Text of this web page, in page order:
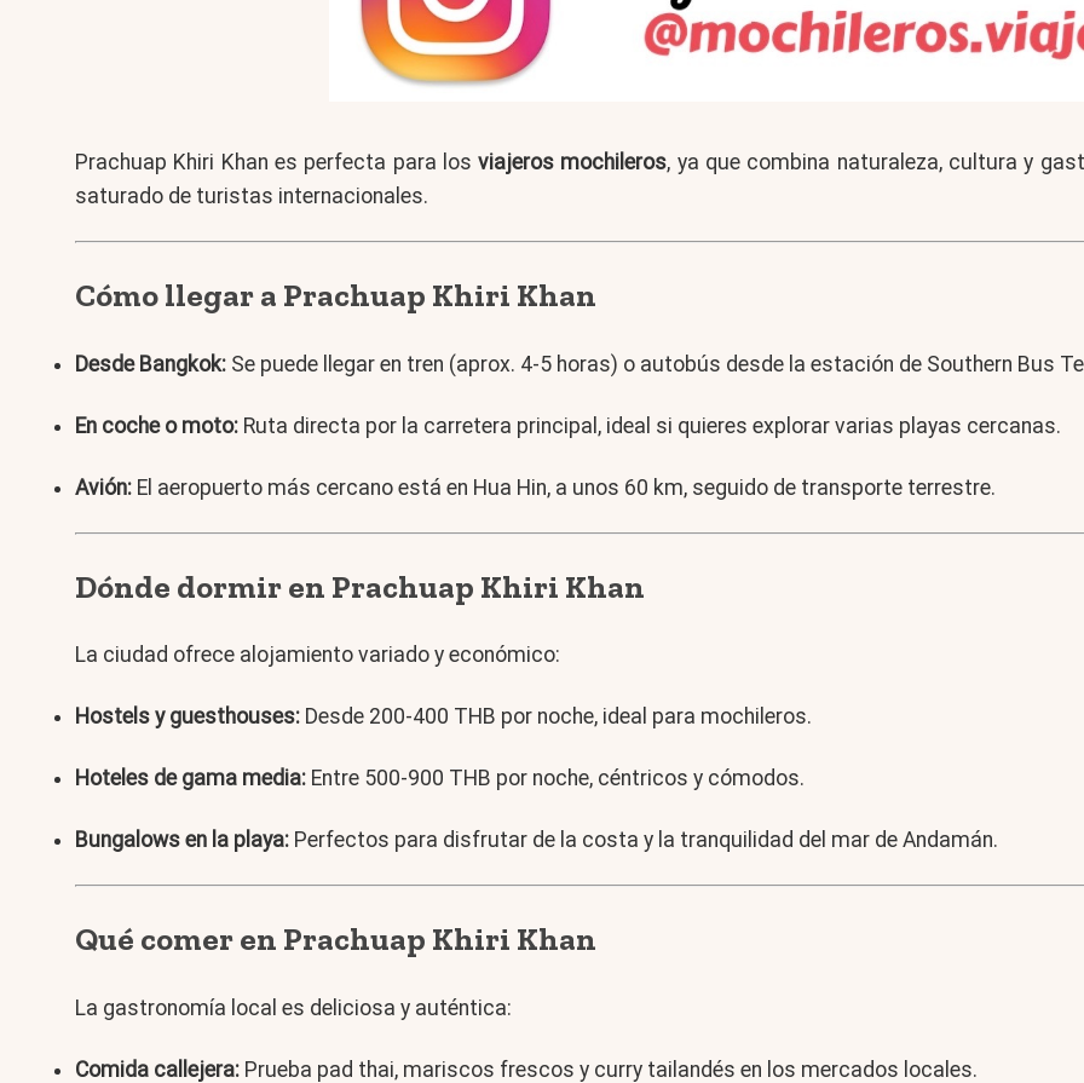
Prachuap Khiri Khan es perfecta para losviajeros mochileros, ya que combina naturaleza, cultura y
saturado de turistas internacionales.
Cómo llegar a Prachuap Khiri Khan
Desde Bangkok: Se puede llegar en tren (aprox. 4-5 horas) o autobús desde la estación de Southern Bus
En coche o moto: Ruta directa por la carretera principal, ideal si quieres explorar varias playas cercanas.
Avión: El aeropuerto más cercano está en Hua Hin, a unos 60 km, seguido de transporte terrestre.
Dónde dormir en Prachuap Khiri Khan
La ciudad ofrece alojamiento variado y económico:
Hostels y guesthouses: Desde 200-400 THB por noche, ideal para mochileros.
Hoteles de gama media: Entre 500-900 THB por noche, céntricos y cómodos.
Bungalows en la playa: Perfectos para disfrutar de la costa y la tranquilidad del mar de Andamán.
Qué comer en Prachuap Khiri Khan
La gastronomía local es deliciosa y auténtica:
Comida callejera: Prueba pad thai, mariscos frescos y curry tailandés en los mercados locales.